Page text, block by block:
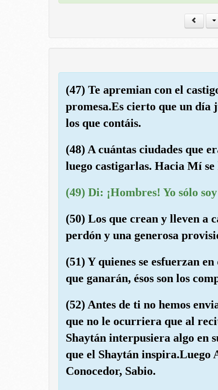
(47) Te apremian con el
promesa.Es cierto que un día
los que contáis.
(48) A cuántas ciudades que
luego castigarlas. Hacia Mí se
(49) Di: ¡Hombres! Yo sólo
(50) Los que crean y lleven a
perdón y una generosa
(51) Y quienes se esfuerzan
que ganarán, ésos son los
(52) Antes de ti no hemos
que no le ocurriera que al
Shaytán interpusiera algo en
que el Shaytán inspira.Luego
Conocedor, Sabio.